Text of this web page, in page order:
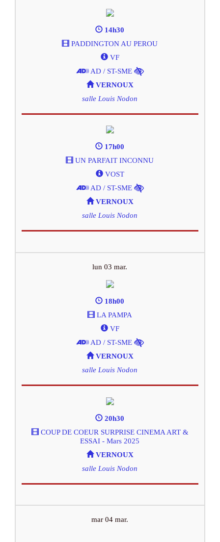
14h30
PADDINGTON AU PEROU
VF
AD / ST-SME
VERNOUX
salle Louis Nodon
17h00
UN PARFAIT INCONNU
VOST
AD / ST-SME
VERNOUX
salle Louis Nodon
lun 03 mar.
18h00
LA PAMPA
VF
AD / ST-SME
VERNOUX
salle Louis Nodon
20h30
COUP DE COEUR SURPRISE CINEMA ART &
ESSAI - Mars 2025
VERNOUX
salle Louis Nodon
mar 04 mar.